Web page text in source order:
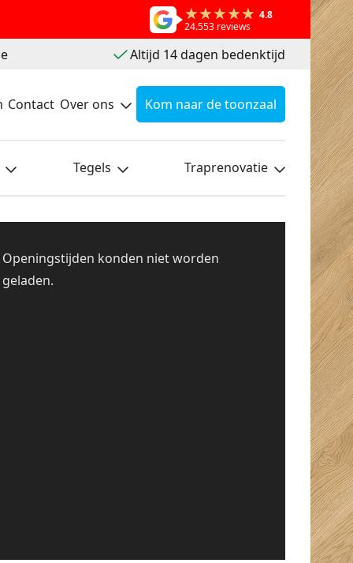
4.8
24.553 reviews
Altijd 14 dagen bedenktijd
Contact Over ons Kom naar de toonzaal
Tegels Traprenovatie
Openingstijden konden niet worden
geladen.